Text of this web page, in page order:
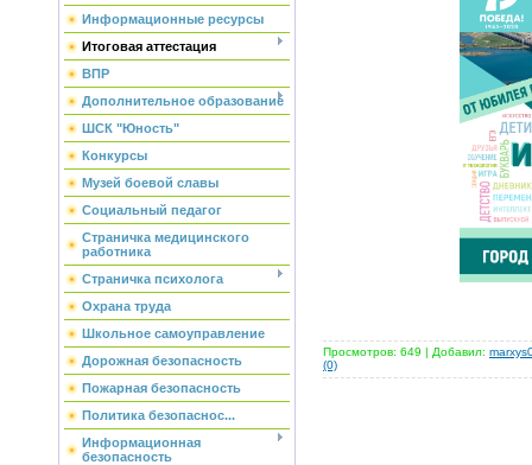
Информационные ресурсы
Итоговая аттестация
ВПР
Дополнительное образование
ШСК "Юность"
Конкурсы
Музей боевой славы
Социальный педагог
Страничка медицинского
работника
Страничка психолога
Охрана труда
Школьное самоуправление
Дорожная безопасность
Пожарная безопасность
Политика безопаснос...
Информационная
безопасность
Просмотров: 649 | Добавил:
(0)